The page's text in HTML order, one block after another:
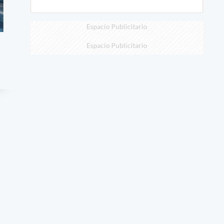
Espacio Publicitario
Espacio Publicitario